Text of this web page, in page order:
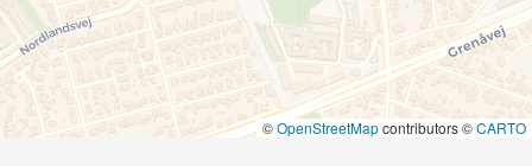
©OpenStreetMapcontributors ©CARTO